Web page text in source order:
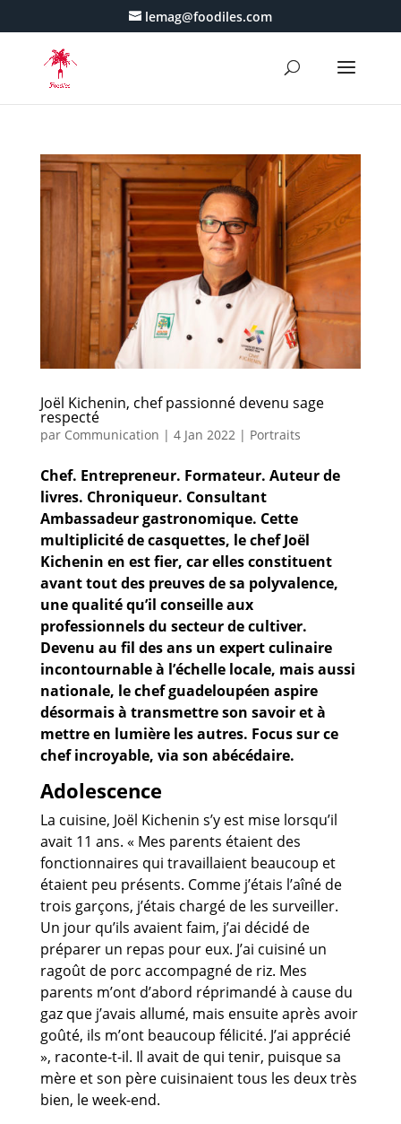
lemag@foodiles.com
Joël Kichenin, chef passionné devenu sage
respecté
par Communication | 4 Jan 2022| Portraits
Chef. Entrepreneur. Formateur. Auteur de
livres. Chroniqueur. Consultant
Ambassadeur gastronomique. Cette
multiplicité de casquettes, le chef Joël
Kichenin en est fier, car elles constituent
avant tout des preuves de sa polyvalence,
une qualité qu’il conseille aux
professionnels du secteur de cultiver.
Devenu au fil des ans un expert culinaire
incontournable à l’échelle locale, mais aussi
nationale, le chef guadeloupéen aspire
désormais à transmettre son savoir et à
mettre en lumière les autres. Focus surce
chef incroyable, via son abécédaire.
Adolescence
La cuisine, Joël Kichenin s’y est mise lorsqu’il
avait 11 ans. « Mes parents étaient des
fonctionnaires qui travaillaient beaucoup et
étaient peu présents. Comme j’étais l’aîné de
trois garçons, j’étais chargé de les surveiller.
Un jour qu’ils avaient faim, j’ai décidé de
préparer un repas pour eux. J’ai cuisiné un
ragoût de porc accompagné de riz. Mes
parents m’ont d’abord réprimandé à cause du
gaz que j’avais allumé, mais ensuite après avoir
goûté, ils m’ont beaucoup félicité. J’ai apprécié
», raconte-t-il. Il avait de qui tenir, puisque sa
mère et son père cuisinaient tous les deux très
bien, le week-end.